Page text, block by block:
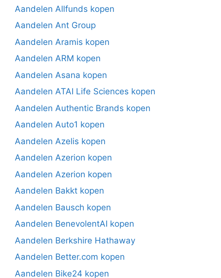
Aandelen Allfunds kopen
Aandelen Ant Group
Aandelen Aramis kopen
Aandelen ARM kopen
Aandelen Asana kopen
Aandelen ATAI Life Sciences kopen
Aandelen Authentic Brands kopen
Aandelen Auto1 kopen
Aandelen Azelis kopen
Aandelen Azerion kopen
Aandelen Azerion kopen
Aandelen Bakkt kopen
Aandelen Bausch kopen
Aandelen BenevolentAI kopen
Aandelen Berkshire Hathaway
Aandelen Better.com kopen
Aandelen Bike24 kopen